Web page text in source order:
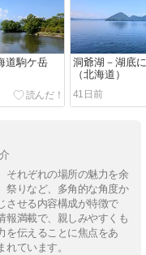
道駒ケ岳
洞爺湖－湖底
（北海道）
41日前
それぞれの場所の魅力を余
祭りなど、多角的な角度か
させる内容構成が特徴で
報満載で、親しみやすくも
を伝えることに焦点をあ
ています。